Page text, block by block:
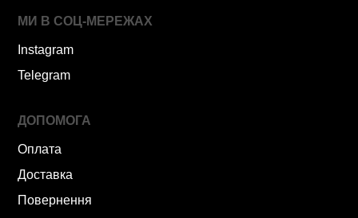
МИ В СОЦ-МЕРЕЖАХ
Instagram
Telegram
ДОПОМОГА
Оплата
Доставка
Повернення